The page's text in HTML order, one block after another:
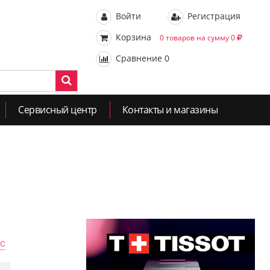
Войти
Регистрация
Корзина
0 товаров на сумму 0
Сравнение 0
Сервисный центр Контакты и магазины